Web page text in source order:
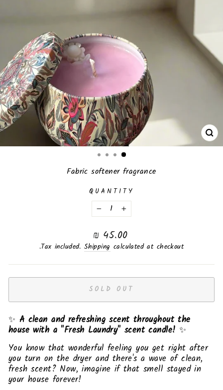
Fabric softener fragrance
QUANTITY
−
+
Regular
price
45.00 ₪
Tax included.Shipping calculated at checkout.
SOLD OUT
✨ A clean and refreshing scent throughout the
house with a "Fresh Laundry" scent candle! ✨
You know that wonderful feeling you get right after
you turn on the dryer and there's a wave of clean,
fresh scent? Now, imagine if that smell stayed in
your house forever!